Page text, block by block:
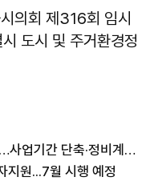
의회 제316회 임시
도시 및 주거환경정
전국 노후도시에 개발이익 극대화…사업기간 단축·정비계획수립비용 등 지원
지원...7월 시행 예정